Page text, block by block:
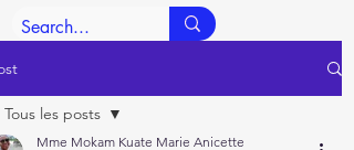
Tous les posts
Mme Mokam Kuate Marie Anicette